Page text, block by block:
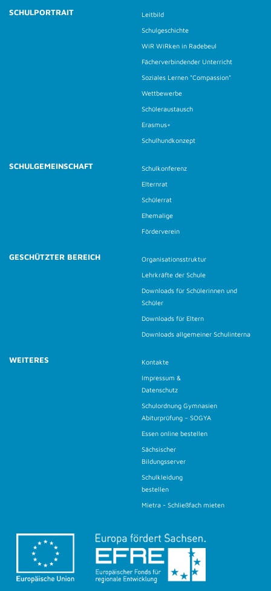
SCHULPORTRAIT
Leitbild
Schulgeschichte
WiR WiRken in Radebeul
Fächerverbindender Unterricht
Soziales Lernen "Compassion"
Wettbewerbe
Schüleraustausch
Erasmus+
Schulhundkonzept
SCHULGEMEINSCHAFT
Schulkonferenz
Elternrat
Schülerrat
Ehemalige
Förderverein
GESCHÜTZTER BEREICH
Organisationsstruktur
Lehrkräfte der Schule
Downloads für Schülerinnen und
Schüler
Downloads für Eltern
Downloads allgemeiner Schulinterna
WEITERES
Kontakte
Impressum &
Datenschutz
Schulordnung Gymnasien
Abiturprüfung – SOGYA
Essen online bestellen
Sächsischer
Bildungsserver
Schulkleidung
bestellen
Mietra - Schließfach mieten